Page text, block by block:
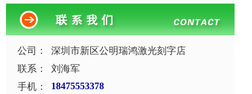
公司：
深圳市新区公明瑞鸿激光刻字店
联系：
刘海军
手机：
18475553378